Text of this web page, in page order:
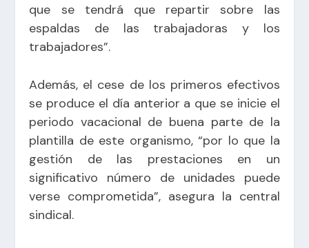
que se tendrá que repartir sobre las
espaldas de las trabajadoras y los
trabajadores”.
Además, el cese de los primeros efectivos
se produce el día anterior a que se inicie el
periodo vacacional de buena parte de la
plantilla de este organismo, “por lo que la
gestión de las prestaciones en un
significativo número de unidades puede
verse comprometida”, asegura la central
sindical.